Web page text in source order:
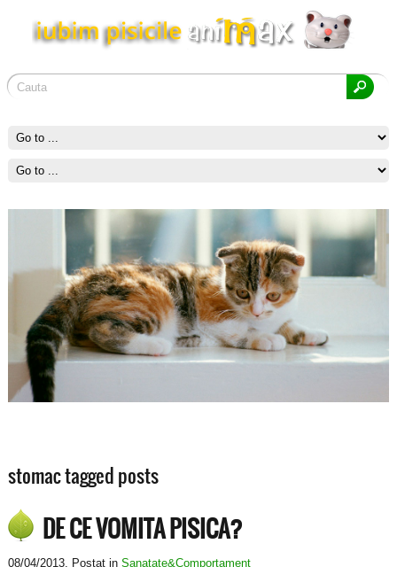
stomac tagged posts
DE CE VOMITA PISICA?
08/04/2013, Postat in Sanatate&Comportament